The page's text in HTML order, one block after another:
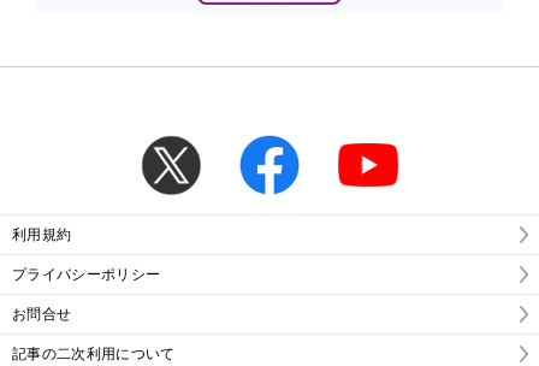
利用規約
プライバシーポリシー
お問合せ
記事の二次利用について